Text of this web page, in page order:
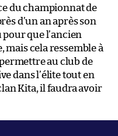
du championnat de
d’un an après son
que l’ancien
cela ressemble à
au club de
dans l’élite tout en
Kita, il faudra avoir